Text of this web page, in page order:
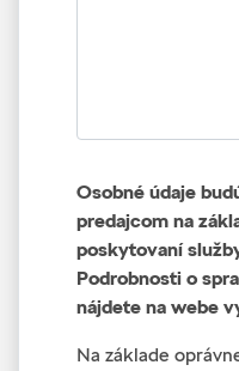
Osobné údaje
predajcom na
poskytovaní
Podrobnosti o
nájdete na webe
Na základe